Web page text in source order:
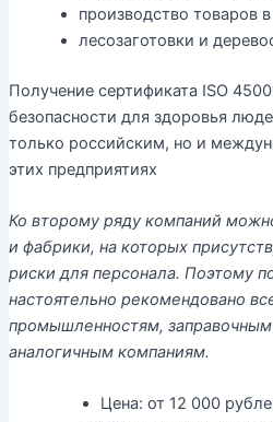
производство товаров
лесозаготовки и
Получение сертификата ISO
безопасности для здоровья
только российским, но и
этих предприятиях
Ко второму ряду компаний
и фабрики, на которых
риски для персонала. Поэтому
настоятельно рекомендовано
промышленностям,
аналогичным компаниям.
Цена: от 12 000